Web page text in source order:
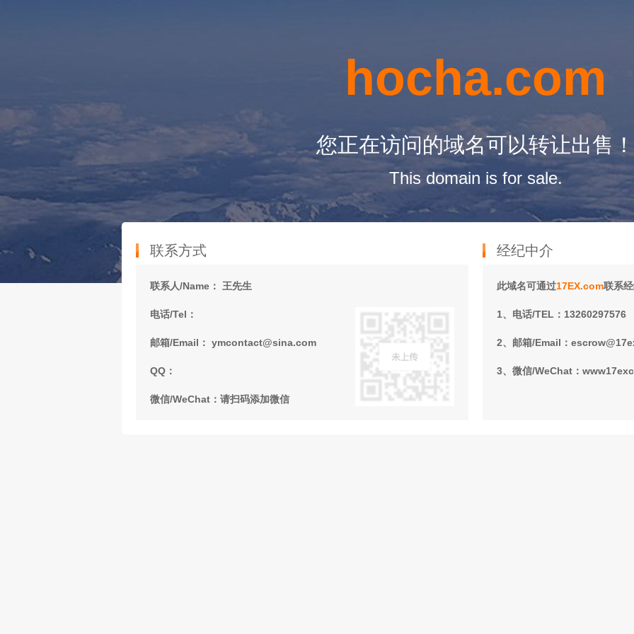
hocha.com
您正在访问的域名可以转让出售！
This domain is for sale.
联系方式
联系人/Name： 王先生
电话/Tel：
邮箱/Email： ymcontact@sina.com
QQ：
微信/WeChat：请扫码添加微信
经纪中介
此域名可通过17EX.com联系
1、电话/TEL：13260297576
2、邮箱/Email：
3、微信/WeChat：